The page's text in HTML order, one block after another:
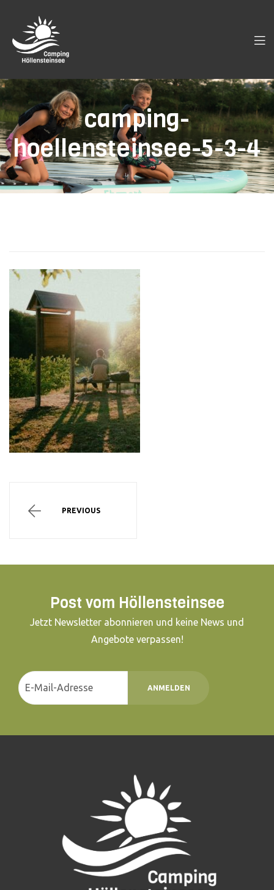
camping-
hoellensteinsee-5-3-4
PREVIOUS
Post vom Höllensteinsee
Jetzt Newsletter abonnieren und keine News und
Angebote verpassen!
ANMELDEN